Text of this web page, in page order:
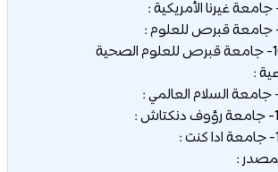
10- جامعة قبرص للعلوم الصحية
:
: